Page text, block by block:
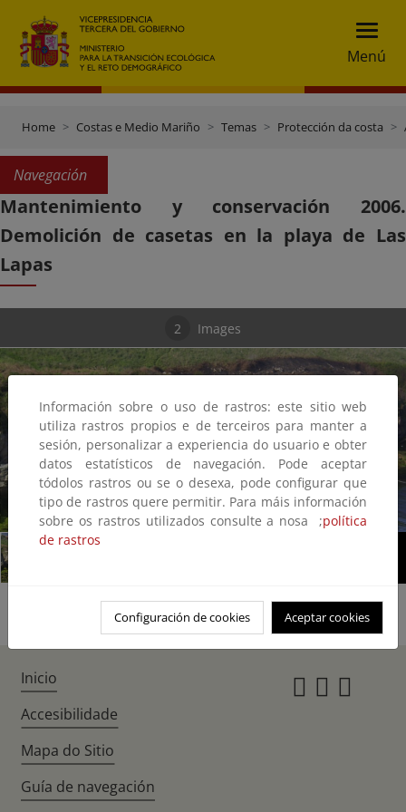
Menú
Home Costas e Medio Mariño Temas Protección da costa
Navegación
Mantenimiento y conservación 2006.
Demolición de casetas en la playa de Las
Lapas
2 Images
1/2
Información sobre o uso de rastros: este sitio web
utiliza rastros propios e de terceiros para manter a
sesión, personalizar a experiencia do usuario e obter
datos estatísticos de navegación. Pode aceptar
tódolos rastros ou se o desexa, pode configurar que
tipo de rastros quere permitir. Para máis información
sobre os rastros utilizados consulte a nosa ;política
de rastros
Configuración de cookies Aceptar cookies
Inicio
Accesibilidade
Mapa do Sitio
Guía de navegación